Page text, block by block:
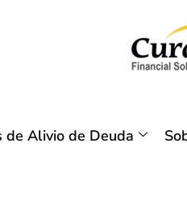
de Alivio de Deuda